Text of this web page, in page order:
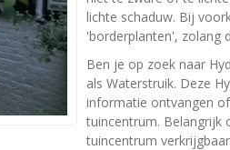
lichte schaduw. Bij
'borderplanten', zolang
Ben je op zoek naar
als Waterstruik. Deze
informatie ontvangen
tuincentrum. Belangrijk
tuincentrum